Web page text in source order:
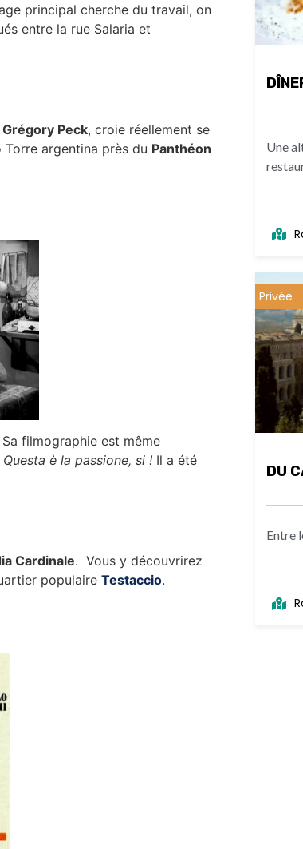
principal cherche du travail, on
entre la rue Salaria et
Grégory Peck, croie réellement se
argentina près du Panthéon
Sa filmographie est même
Questa è la passione, si ! Il a été
Cardinale. Vous y découvrirez
populaire Testaccio.
Une
Privée
DU
Entre